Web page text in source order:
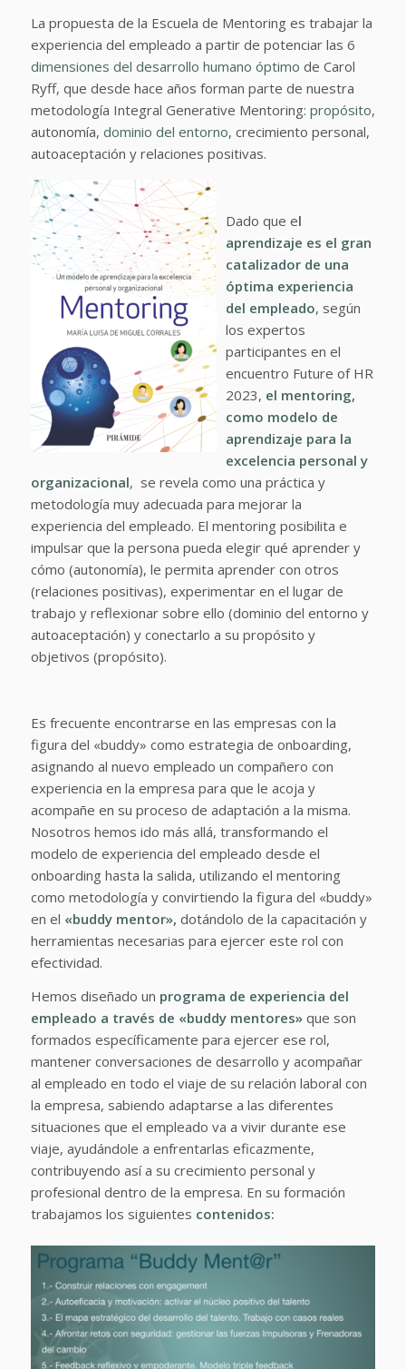
La propuesta de la Escuela de Mentoring es trabajar la
experiencia del empleado a partir de potenciar las 6
dimensiones del desarrollo humano óptimo de Carol
Ryff, que desde hace años forman parte de nuestra
metodología Integral Generative Mentoring: propósito,
autonomía, dominio del entorno, crecimiento personal,
autoaceptación y relaciones positivas.
Dado que el
aprendizaje es el gran
catalizador de una
óptima experiencia
del empleado, según
los expertos
participantes en el
encuentro Future of HR
2023, el mentoring,
como modelo de
aprendizaje para la
excelencia personal y
organizacional, se revela como una práctica y
metodología muy adecuada para mejorar la
experiencia del empleado. El mentoring posibilita e
impulsar que la persona pueda elegir qué aprender y
cómo (autonomía), le permita aprender con otros
(relaciones positivas), experimentar en el lugar de
trabajo y reflexionar sobre ello (dominio del entorno y
autoaceptación) y conectarlo a su propósito y
objetivos (propósito).
Es frecuente encontrarse en las empresas con la
figura del «buddy» como estrategia de onboarding,
asignando al nuevo empleado un compañero con
experiencia en la empresa para que le acoja y
acompañe en su proceso de adaptación a la misma.
Nosotros hemos ido más allá, transformando el
modelo de experiencia del empleado desde el
onboarding hasta la salida, utilizando el mentoring
como metodología y convirtiendo la figura del «buddy»
en el «buddy mentor», dotándolo de la capacitación y
herramientas necesarias para ejercer este rol con
efectividad.
Hemos diseñado un programa de experiencia del
empleado a través de «buddy mentores»que son
formados específicamente para ejercer ese rol,
mantener conversaciones de desarrollo y acompañar
al empleado en todo el viaje de su relación laboral con
la empresa, sabiendo adaptarse a las diferentes
situaciones que el empleado va a vivir durante ese
viaje, ayudándole a enfrentarlas eficazmente,
contribuyendo así a su crecimiento personal y
profesional dentro de la empresa. En su formación
trabajamos los siguientes contenidos: